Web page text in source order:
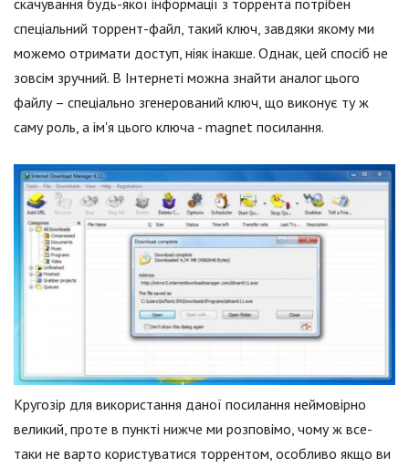
спеціальний торрент-файл, такий ключ, завдяки якому ми
можемо отримати доступ, ніяк інакше. Однак, цей спосіб не
зовсім зручний. В Інтернеті можна знайти аналог цього
файлу – спеціально згенерований ключ, що виконує ту ж
саму роль, а ім'я цього ключа - magnet посилання.
Кругозір для використання даної посилання неймовірно
великий, проте в пункті нижче ми розповімо, чому ж все-
таки не варто користуватися торрентом, особливо якщо ви